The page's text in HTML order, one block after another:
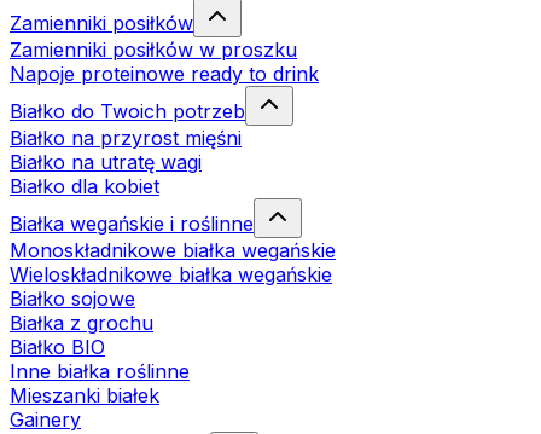
Zamienniki posiłków
Zamienniki posiłków w proszku
Napoje proteinowe ready to drink
Białko do Twoich potrzeb
Białko na przyrost mięśni
Białko na utratę wagi
Białko dla kobiet
Białka wegańskie i roślinne
Monoskładnikowe białka wegańskie
Wieloskładnikowe białka wegańskie
Białko sojowe
Białka z grochu
Białko BIO
Inne białka roślinne
Mieszanki białek
Gainery